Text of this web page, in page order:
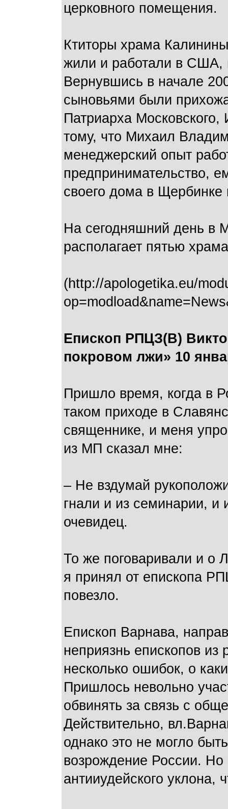
церковного помещения.
Ктиторы храма
жили и работали в США,
Вернувшись в начале
сыновьями были
Патриарха
тому, что Михаил
менеджерский опыт
предпринимательство,
своего дома в Щербинке
На сегодняшний день в
располагает пятью
(http://apologetika.eu/
Епископ РПЦЗ(В)
покровом лжи» 10
Пришло время, когда в
таком приходе в
священнике, и меня
из МП сказал мне:
– Не вздумай
гнали и из семинарии, и
очевидец.
То же поговаривали и о
я принял от епископа
повезло.
Епископ Варнава,
неприязнь епископов
несколько ошибок, о
Пришлось невольно
обвинять за связь с
Действительно,
однако это не могло
возрождение России.
антииудейского